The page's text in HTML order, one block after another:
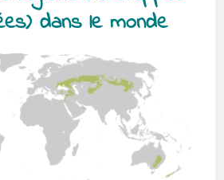
dans le monde